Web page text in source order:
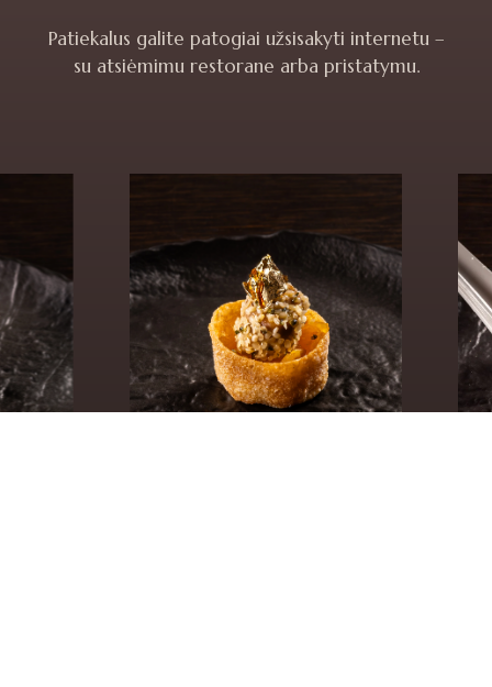
Patiekalus galite patogiai užsisakyti internetu –
su atsiėmimu restorane arba pristatymu.